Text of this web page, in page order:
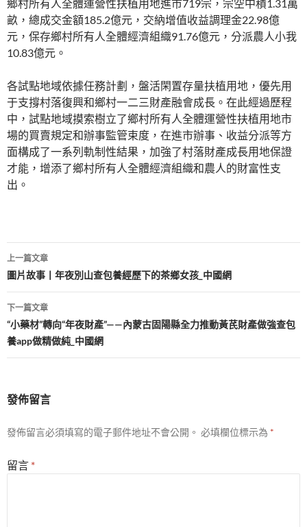
鄉村所有人全體運營性扶植用地進市719宗，宗空中積1.31萬
畝，總成交金額185.2億元，交納增值收益調理金22.98億
元，保存鄉村所有人全體經濟組織91.76億元，分派農人小我
10.83億元。
各試點地域依據任務計劃，盤活閑置存量扶植用地，優先用
于支撐村落復興和鄉村一二三財產融會成長。在此經過歷程
中，試點地域摸索樹立了鄉村所有人全體運營性扶植用地市
場的買賣規定和辦事監管束度，在進市辦事、收益分派等方
面構成了一系列軌制性結果，加強了村落財產成長用地保證
才能，增添了鄉村所有人全體經濟組織和農人的財富性支
出。
文
章
導
覽
上一篇文章
圖片故事丨年夜別山查包養經歷下的茶鄉女孩_中國網
下一篇文章
“小藥材”轉向“年夜財產”——內蒙古固陽縣全力推動黃芪財產做強查包
養app做精做純_中國網
發佈留言
發佈留言必須填寫的電子郵件地址不會公開。 必填欄位標示為 *
留言 *